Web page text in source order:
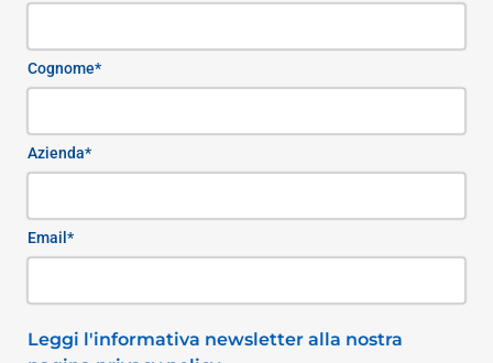
Cognome*
Azienda*
Email*
Leggi l'informativa newsletter alla nostra